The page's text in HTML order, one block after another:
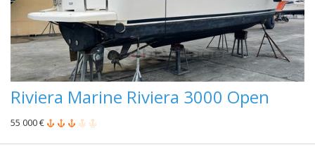
Riviera Marine Riviera 3000 Open
55 000 €